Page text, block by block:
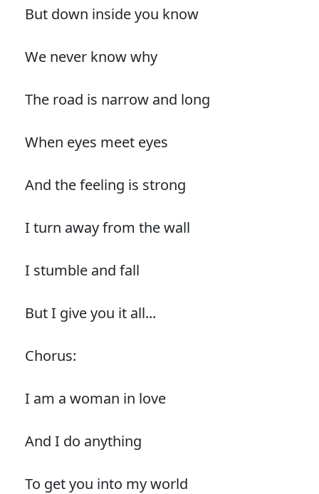
But down inside you know
We never know why
The road is narrow and long
When eyes meet eyes
And the feeling is strong
I turn away from the wall
I stumble and fall
But I give you it all...
Chorus:
I am a woman in love
And I do anything
To get you into my world